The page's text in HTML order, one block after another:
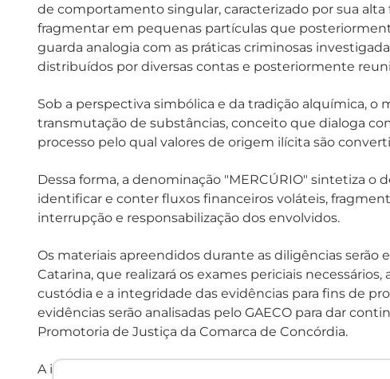
de comportamento singular, caracterizado por sua
fragmentar em pequenas partículas que
guarda analogia com as práticas criminosas
distribuídos por diversas contas e posteriormente
Sob a perspectiva simbólica e da tradição alquímica, o
transmutação de substâncias, conceito que dialoga
processo pelo qual valores de origem ilícita são
Dessa forma, a denominação "MERCÚRIO" sintetiza o
identificar e conter fluxos financeiros voláteis,
interrupção e responsabilização dos envolvidos.
Os materiais apreendidos durante as diligências serão
Catarina, que realizará os exames periciais
custódia e a integridade das evidências para fins de
evidências serão analisadas pelo GAECO para dar
Promotoria de Justiça da Comarca de Concórdia.
A investigação tramita em sigilo e, assim que houver